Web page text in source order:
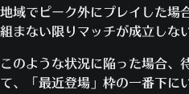
地域でピーク外にプレイした場
組まない限りマッチが成立しな
このような状況に陥った場合、
て、「最近登場」枠の一番下に